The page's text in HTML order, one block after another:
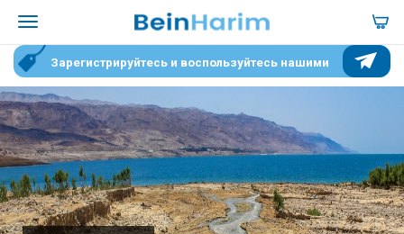
Зарегистрируйтесь и воспользуйтесь нашими
специальными условиями для участников